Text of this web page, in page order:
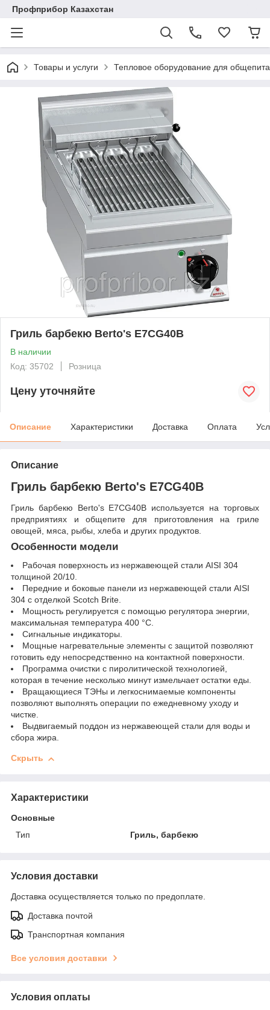
Профприбор Казахстан
Товары и услуги Тепловое оборудование для общепита
Гриль барбекю Berto's E7CG40B
В наличии
Код: 35702
Розница
Цену уточняйте
Описание Характеристики Доставка Оплата
Описание
Гриль барбекю Berto's E7CG40B
Гриль барбекю Berto's E7CG40B используется на торговых
предприятиях и общепите для приготовления на гриле
овощей, мяса, рыбы, хлеба и других продуктов.
Особенности модели
Рабочая поверхность из нержавеющей стали AISI 304
толщиной 20/10.
Передние и боковые панели из нержавеющей стали AISI
304 с отделкой Scotch Brite.
Мощность регулируется с помощью регулятора энергии,
максимальная температура 400 °C.
Сигнальные индикаторы.
Мощные нагревательные элементы с защитой позволяют
готовить еду непосредственно на контактной поверхности.
Программа очистки с пиролитической технологией,
которая в течение несколько минут измельчает остатки еды.
Вращающиеся ТЭНы и легкоснимаемые компоненты
позволяют выполнять операции по ежедневному уходу и
чистке.
Выдвигаемый поддон из нержавеющей стали для воды и
сбора жира.
Скрыть
Характеристики
Основные
Тип
Гриль, барбекю
Условия доставки
Доставка осуществляется только по предоплате.
Доставка почтой
Транспортная компания
Все условия доставки
Условия оплаты